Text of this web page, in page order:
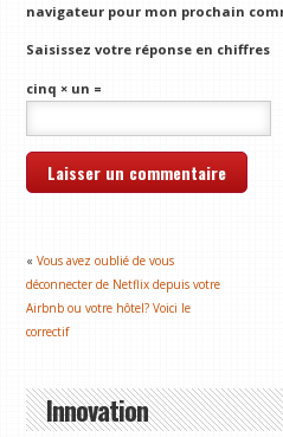
navigateur pour mon prochain
Saisissez votre réponse en chiffres
cinq × un =
«Vous avez oublié de vous
déconnecter de Netflix depuis votre
Airbnb ou votre hôtel? Voici le
correctif
Innovation